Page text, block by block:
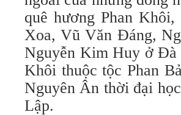
quê hương Phan
Xoa, Vũ Văn Đáng,
Nguyễn Kim Huy ở Đà
Khôi thuộc tộc Phan
Nguyên Ân thời đại
Lập.